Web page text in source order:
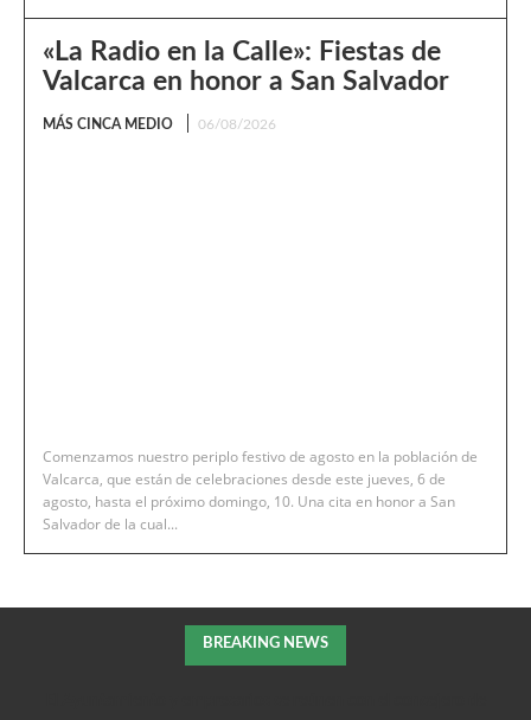
«La Radio en la Calle»: Fiestas de
Valcarca en honor a San Salvador
MÁS CINCA MEDIO 06/08/2026
Comenzamos nuestro periplo festivo de agosto en la población de
Valcarca, que están de celebraciones desde este jueves, 6 de
agosto, hasta el próximo domingo, 10. Una cita en honor a San
Salvador de la cual...
BREAKING NEWS